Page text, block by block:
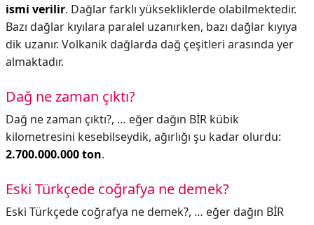
ismi verilir. Dağlar farklı yüksekliklerde olabilmektedir.
Bazı dağlar kıyılara paralel uzanırken, bazı dağlar kıyıya
dik uzanır. Volkanik dağlarda dağ çeşitleri arasında yer
almaktadır.
Dağ ne zaman çıktı?
Dağ ne zaman çıktı?, … eğer dağın BİR kübik
kilometresini kesebilseydik, ağırlığı şu kadar olurdu:
2.700.000.000 ton.
Eski Türkçede coğrafya ne demek?
Eski Türkçede coğrafya ne demek?, … eğer dağın BİR